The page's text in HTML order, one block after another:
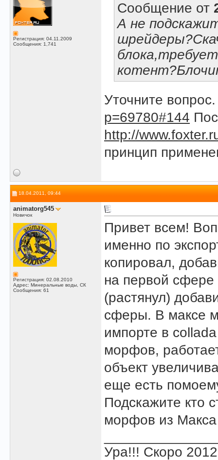
Регистрация: 04.11.2009
Сообщения: 1,741
Сообщение от
А не
Уточните
p=69780#144
http://
принцип
18.04.2011, 09:44
animatorg545
Новичок
Регистрация: 02.08.2010
Адрес: Минеральные воды, СК
Сообщения: 61
Привет всем!
именно по
копировал,
на первой
(растянул)
сферы. В максе
импорте в
морфов,
объект
еще есть
Подскажите кто
морфов из Макса
Ура!!! Скоро